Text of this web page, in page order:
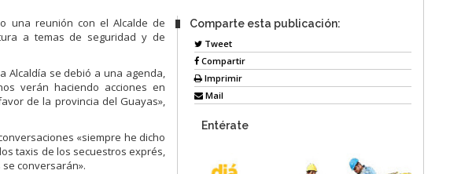
una reunión con el Alcalde de
a temas de seguridad y de
Alcaldía se debió a una agenda,
verán haciendo acciones en
de la provincia del Guayas»,
«siempre he dicho
taxis de los secuestros exprés,
conversarán».
Comparte esta publicación:
Tweet
Compartir
Imprimir
Mail
Entérate